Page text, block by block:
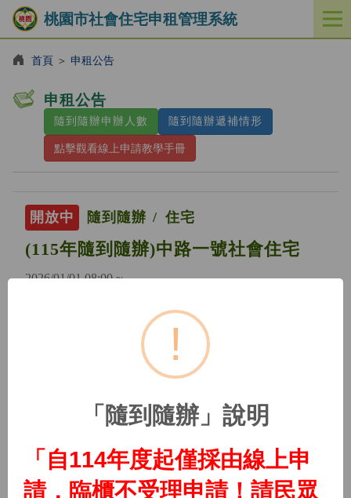
桃園市社會住宅申租管理系統
開
啟
首頁 ＞ 申租公告
申租公告
隨到隨辦申辦人數 隨到隨辦遞補情形
點擊觀看線上申請教學手冊
開放中 隨到隨辦 住宅
(115年隨到隨辦)中路一號社會住宅
2026/01/01 08:00 ~
隨到隨辦 住宅
(115年隨到隨辦)中路二號社會住宅
(115年隨到隨辦)中路三號社會住宅
2026/01/01 08:00 ~
!
「隨到隨辦」說明
「自114年度起僅採由線上申
請，臨櫃不受理申請！請民眾